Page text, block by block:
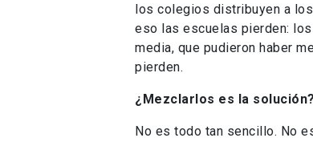
los colegios distribuyen a
eso las escuelas pierden:
media, que pudieron haber
pierden.
¿Mezclarlos es la solución?
No es todo tan sencillo. No